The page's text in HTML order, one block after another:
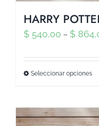
HARRY
$ 540,00 – $
Seleccionar opciones